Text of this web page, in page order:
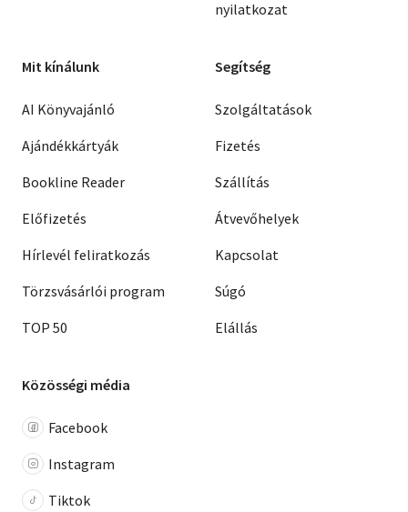
nyilatkozat
Mit kínálunk
AI Könyvajánló
Ajándékkártyák
Bookline Reader
Előfizetés
Hírlevél feliratkozás
Törzsvásárlói program
TOP 50
Segítség
Szolgáltatások
Fizetés
Szállítás
Átvevőhelyek
Kapcsolat
Súgó
Elállás
Közösségi média
Facebook
Instagram
Tiktok